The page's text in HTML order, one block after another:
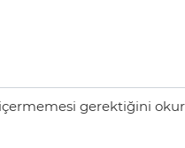
gerektiğini